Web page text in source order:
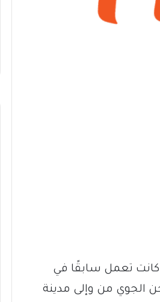
كانت تعمل سابقًا في
الجوي من وإلى مدينة